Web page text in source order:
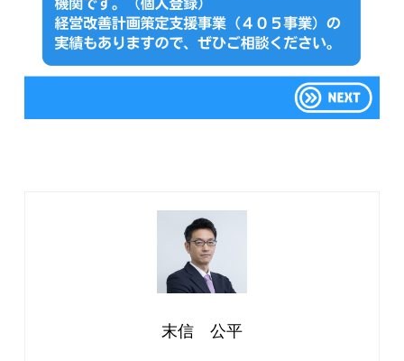
末信 公平